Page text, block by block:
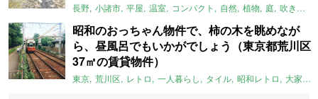
長野 小諸市 平屋 温室 コンパクト 自然 植物 庭 吹き抜け
昭和のおっちゃん物件で、柿の木を眺めなが
ら、昼風呂でもいかがでしょう（東京都荒川区
37㎡の賃貸物件）
東京 荒川区 レトロ 一人暮らし タイル 昭和レトロ 大家女子